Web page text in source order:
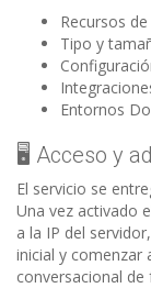
Recursos
Tipo y
Entornos
🖥️ Acceso y
El servicio se
Una vez activado
a la IP del
inicial y comenzar
conversacional